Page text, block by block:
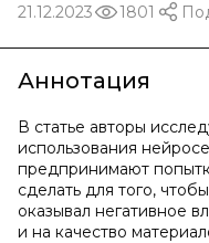
21.12.2023 1801
Аннотация
В статье авторы
использования
предпринимают
сделать для того,
оказывал негативное
и на качество